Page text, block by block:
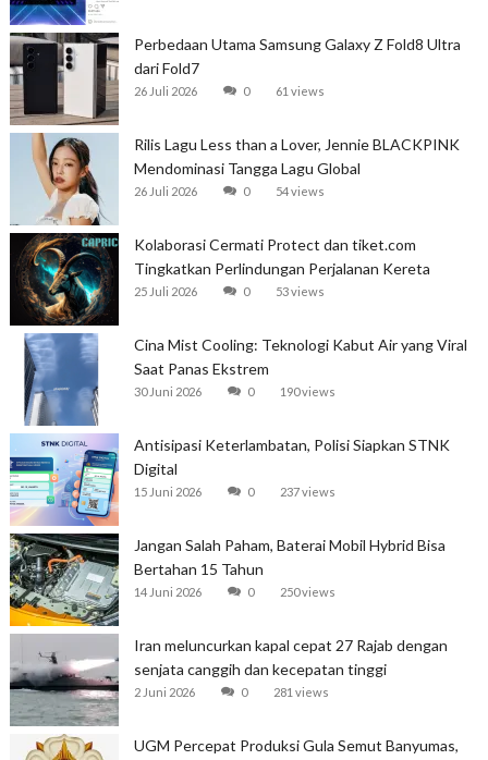
Perbedaan Utama Samsung Galaxy Z Fold8 Ultra
dari Fold7
26 Juli 2026 0 61 views
Rilis Lagu Less than a Lover, Jennie BLACKPINK
Mendominasi Tangga Lagu Global
26 Juli 2026 0 54 views
Kolaborasi Cermati Protect dan tiket.com
Tingkatkan Perlindungan Perjalanan Kereta
25 Juli 2026 0 53 views
Cina Mist Cooling: Teknologi Kabut Air yang Viral
Saat Panas Ekstrem
30 Juni 2026 0 190 views
Antisipasi Keterlambatan, Polisi Siapkan STNK
Digital
15 Juni 2026 0 237 views
Jangan Salah Paham, Baterai Mobil Hybrid Bisa
Bertahan 15 Tahun
14 Juni 2026 0 250 views
Iran meluncurkan kapal cepat 27 Rajab dengan
senjata canggih dan kecepatan tinggi
2 Juni 2026 0 281 views
UGM Percepat Produksi Gula Semut Banyumas,